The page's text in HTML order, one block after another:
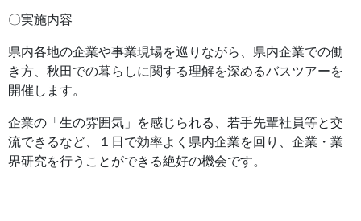
〇実施内容
県内各地の企業や事業現場を巡りながら、県内企業での働
き方、秋田での暮らしに関する理解を深めるバスツアーを
開催します。
企業の「生の雰囲気」を感じられる、若手先輩社員等と交
流できるなど、１日で効率よく県内企業を回り、企業・業
界研究を行うことができる絶好の機会です。